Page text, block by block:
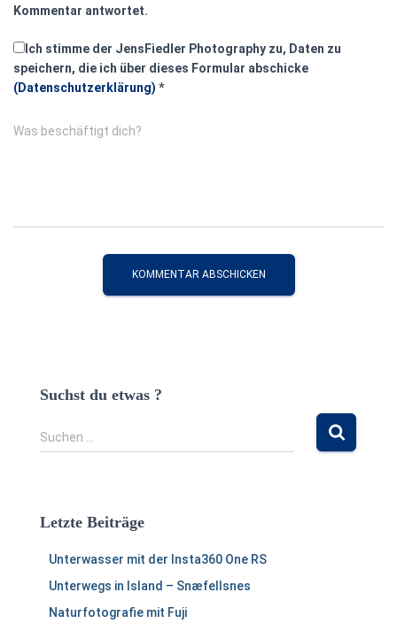
Kommentar antwortet.
Ich stimme der JensFiedler Photography zu, Daten zu
speichern, die ich über dieses Formular abschicke
(Datenschutzerklärung) *
Was beschäftigt dich?
Suchst du etwas ?
S
u
n
Suchen …
Letzte Beiträge
Unterwasser mit der Insta360 One RS
Unterwegs in Island – Snæfellsnes
Naturfotografie mit Fuji